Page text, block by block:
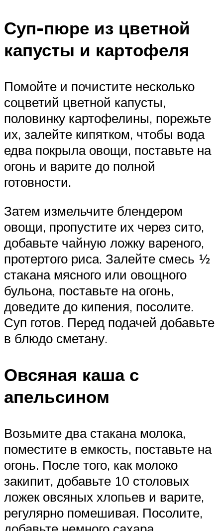
Суп-пюре из цветной
капусты и картофеля
Помойте и почистите несколько
соцветий цветной капусты,
половинку картофелины, порежьте
их, залейте кипятком, чтобы вода
едва покрыла овощи, поставьте на
огонь и варите до полной
готовности.
Затем измельчите блендером
овощи, пропустите их через сито,
добавьте чайную ложку вареного,
протертого риса. Залейте смесь ½
стакана мясного или овощного
бульона, поставьте на огонь,
доведите до кипения, посолите.
Суп готов. Перед подачей добавьте
в блюдо сметану.
Овсяная каша с
апельсином
Возьмите два стакана молока,
поместите в емкость, поставьте на
огонь. После того, как молоко
закипит, добавьте 10 столовых
ложек овсяных хлопьев и варите,
регулярно помешивая. Посолите,